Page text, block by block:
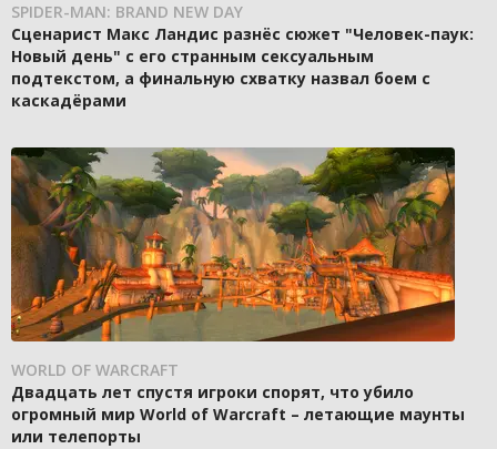
SPIDER-MAN: BRAND NEW DAY
Сценарист Макс Ландис разнёс сюжет "Человек-паук:
Новый день" с его странным сексуальным
подтекстом, а финальную схватку назвал боем с
каскадёрами
WORLD OF WARCRAFT
Двадцать лет спустя игроки спорят, что убило
огромный мир World of Warcraft – летающие маунты
или телепорты